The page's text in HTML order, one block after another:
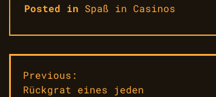
Posted in Spaß in Casinos
Beitragsnavigation
Previous:
Rückgrat eines jeden